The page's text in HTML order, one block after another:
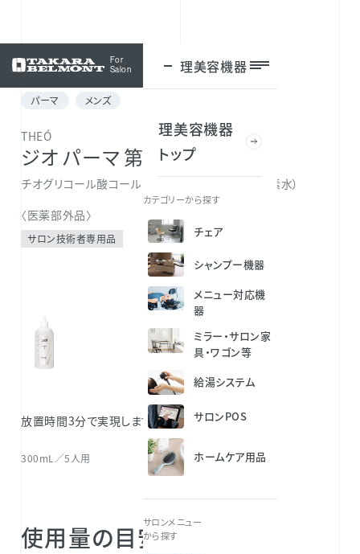
For
Salon
理美容機器
理美容機器
トップ
カテゴリーから探す
チェア
シャンプー機器
メニュー対応機
器
ミラー・サロン家
具・ワゴン等
給湯システム
サロンPOS
ホームケア用品
サロンメニュー
から探す
ログイン
パーマ メンズ
THEÓ
ジオ パーマ 第2剤 a
チオグリコール酸コールド二浴式第2剤（過酸化水素水）
〈医薬部外品〉
サロン技術者専用品
放置時間3分で実現します。
300mL／5人用
使用量の目安